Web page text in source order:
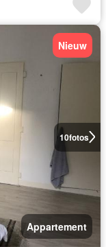
10fotos
Nieuw
Appartement